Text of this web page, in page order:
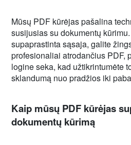
Mūsų PDF kūrėjas pašalina
susijusias su dokumentų
supaprastinta sąsaja, galite
profesionaliai atrodančius PDF,
logine seka, kad užtikrintumėte
sklandumą nuo pradžios iki
Kaip mūsų PDF kūrėjas
dokumentų kūrimą